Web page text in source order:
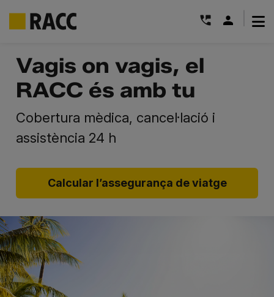
content
Vagis on vagis, el
RACC és amb tu
Cobertura mèdica, cancel·lació i
assistència 24 h
Calcular l’assegurança de viatge